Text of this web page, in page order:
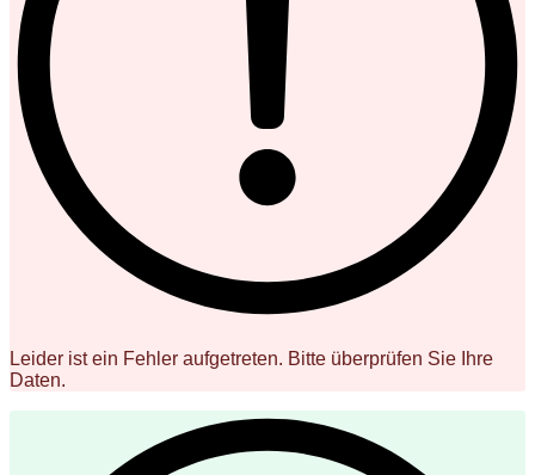
Leider ist ein Fehler aufgetreten. Bitte überprüfen Sie Ihre
Daten.